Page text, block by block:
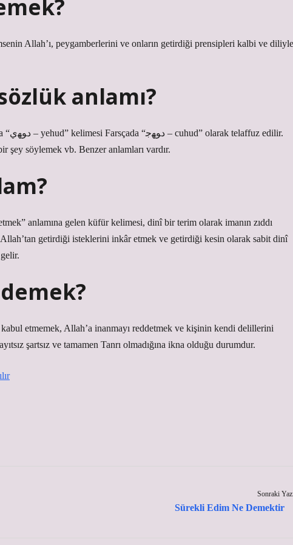
Allah’ı, peygamberlerini ve onların getirdiği prensipleri kalbi ve diliyle
anlamı?
şey söylemek vb. Benzer anlamları vardır.
anlamına gelen küfür kelimesi, dinî bir terim olarak imanın zıddı
Allah’tan getirdiği isteklerini inkâr etmek ve getirdiği kesin olarak sabit dinî
etmemek, Allah’a inanmayı reddetmek ve kişinin kendi delillerini
şartsız ve tamamen Tanrı olmadığına ikna olduğu durumdur.
Sonraki
Sürekli Edim Ne Demektir